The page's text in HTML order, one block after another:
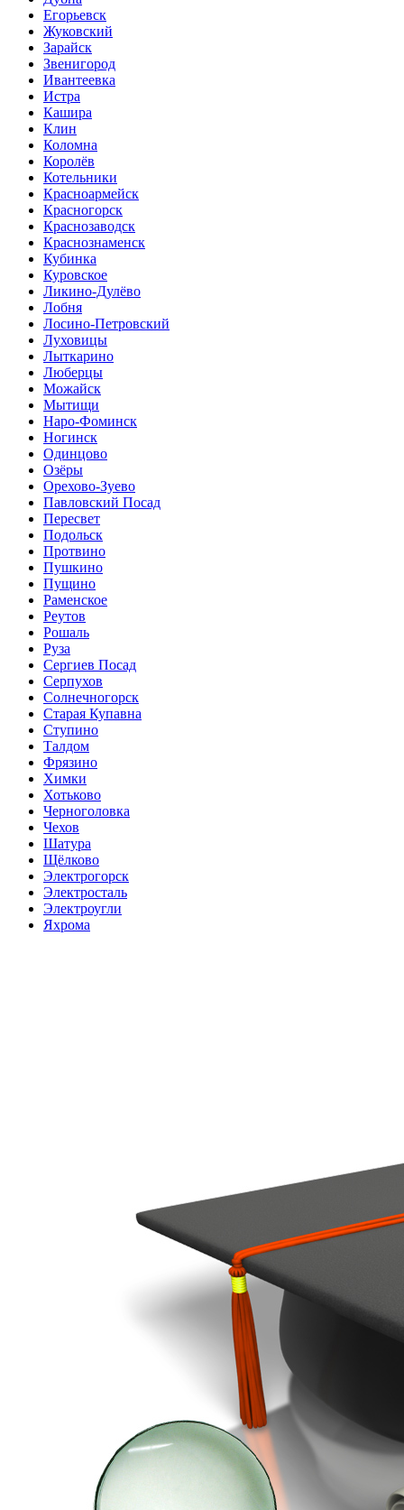
Егорьевск
Жуковский
Зарайск
Звенигород
Ивантеевка
Истра
Кашира
Клин
Коломна
Королёв
Котельники
Красноармейск
Красногорск
Краснозаводск
Краснознаменск
Кубинка
Куровское
Ликино-Дулёво
Лобня
Лосино-Петровский
Луховицы
Лыткарино
Люберцы
Можайск
Мытищи
Наро-Фоминск
Ногинск
Одинцово
Озёры
Орехово-Зуево
Павловский Посад
Пересвет
Подольск
Протвино
Пушкино
Пущино
Раменское
Реутов
Рошаль
Руза
Сергиев Посад
Серпухов
Солнечногорск
Старая Купавна
Ступино
Талдом
Фрязино
Химки
Хотьково
Черноголовка
Чехов
Шатура
Щёлково
Электрогорск
Электросталь
Электроугли
Яхрома